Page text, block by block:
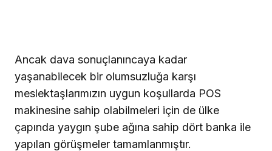
Ancak dava sonuçlanıncaya kadar
yaşanabilecek bir olumsuzluğa karşı
meslektaşlarımızın uygun koşullarda POS
makinesine sahip olabilmeleri için de ülke
çapında yaygın şube ağına sahip dört banka ile
yapılan görüşmeler tamamlanmıştır.